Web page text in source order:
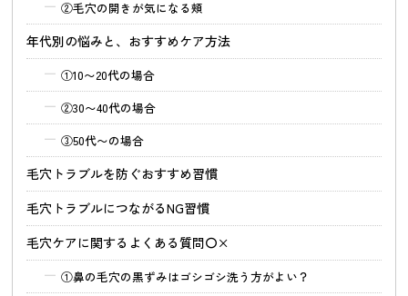
②毛穴の開きが気になる頬
年代別の悩みと、おすすめケア方法
①10〜20代の場合
②30〜40代の場合
③50代〜の場合
毛穴トラブルを防ぐおすすめ習慣
毛穴トラブルにつながるNG習慣
毛穴ケアに関するよくある質問〇×
①鼻の毛穴の黒ずみはゴシゴシ洗う方がよい？